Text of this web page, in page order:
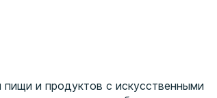
и продуктов с искусственными